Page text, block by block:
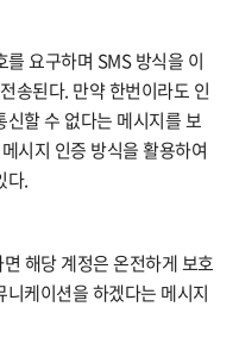
요구하며 SMS 방식을 이
송된다. 만약 한번이라도 인
할 수 없다는 메시지를 보
시지 인증 방식을 활용하여
다.
해당 계정은 온전하게 보호
케이션을 하겠다는 메시지